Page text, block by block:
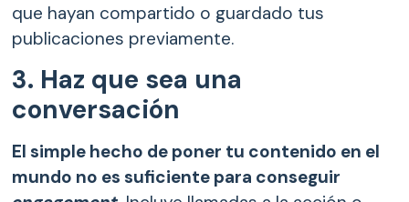
que hayan compartido o guardado tus
publicaciones previamente.
3. Haz que sea una
conversación
El simple hecho de poner tu contenido en el
mundo no es suficiente para conseguir